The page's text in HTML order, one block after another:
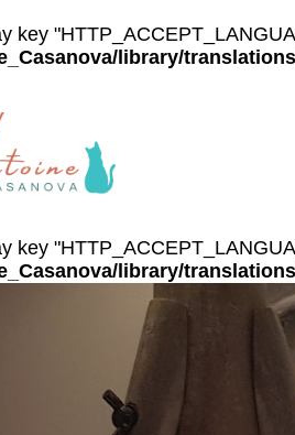
key
library/
key
library/